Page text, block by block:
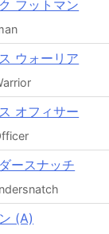
フットマン
ウォーリア
オフィサー
ースナッチ
(A)